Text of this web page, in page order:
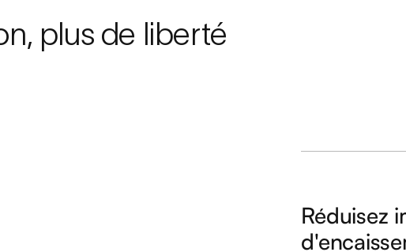
plus de liberté
Réduisez